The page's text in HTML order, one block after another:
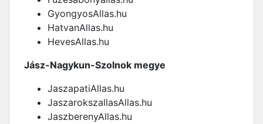
GyongyosAllas.hu
HatvanAllas.hu
HevesAllas.hu
Jász-Nagykun-Szolnok megye
JaszapatiAllas.hu
JaszarokszallasAllas.hu
JaszberenyAllas.hu